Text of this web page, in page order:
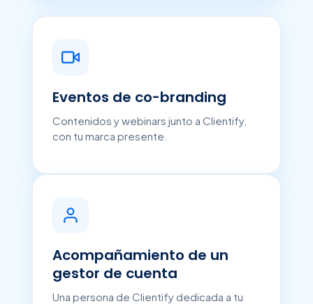
Eventos de co-branding
Contenidos y webinars junto a Clientify,
con tu marca presente.
Acompañamiento de un
gestor de cuenta
Una persona de Clientify dedicada a tu